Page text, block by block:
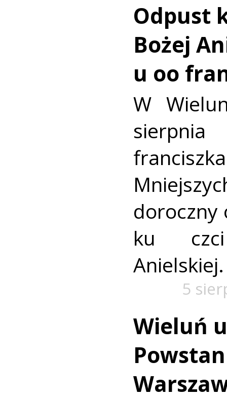
Odpust
Bożej
u oo
W
doroczny
ku
Anielskiej.
5
Wieluń